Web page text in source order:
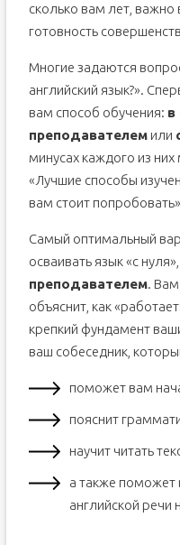
сколько вам лет, важно
готовность
Многие задаются
английский язык?».
вам способ обучения: в
преподавателемили
минусах каждого из
«Лучшие способы
вам стоит
Самый оптимальный
осваивать язык «с
преподавателем. Вам
объяснит, как
крепкий фундамент
ваш собеседник,
поможет вам
пояснит
научит читать
а также поможет
английской речи